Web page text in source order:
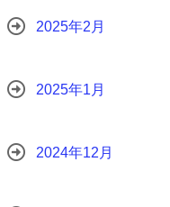
2025年2月
2025年1月
2024年12月